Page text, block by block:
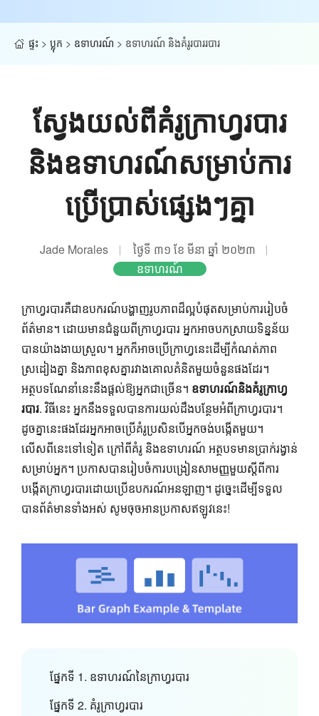
ផ្ទះ > ប្លុក > ឧទាហរណ៍ > ឧទាហរណ៍ និងគំរូរបាររបារ
ស្វែងយល់ពីគំរូក្រាហ្វរបារ
និងឧទាហរណ៍សម្រាប់ការ
ប្រើប្រាស់ផ្សេងៗគ្នា
Jade Morales
ថ្ងៃទី ៣១ ខែ មីនា ឆ្នាំ ២០២៣
ឧទាហរណ៍
ក្រាហ្វរបារគឺជាឧបករណ៍បង្ហាញរូបភាពដ៏ល្អបំផុតសម្រាប់ការរៀបចំ
ព័ត៌មាន។ ដោយមានជំនួយពីក្រាហ្វរបារ អ្នកអាចបកស្រាយទិន្នន័យ
បានយ៉ាងងាយស្រួល។ អ្នកក៏អាចប្រើក្រាហ្វនេះដើម្បីកំណត់ភាព
ស្រដៀងគ្នា និងភាពខុសគ្នារវាងគោលគំនិតមួយចំនួនផងដែរ។
អត្ថបទណែនាំនេះនឹងផ្តល់ឱ្យអ្នកជាច្រើន។ ឧទាហរណ៍និងគំរូក្រាហ្វ
របារ. វិធីនេះ អ្នកនឹងទទួលបានការយល់ដឹងបន្ថែមអំពីក្រាហ្វរបារ។
ដូចគ្នានេះផងដែរអ្នកអាចប្រើគំរូប្រសិនបើអ្នកចង់បង្កើតមួយ។
លើសពីនេះទៅទៀត ក្រៅពីគំរូ និងឧទាហរណ៍ អត្ថបទមានប្រាក់រង្វាន់
សម្រាប់អ្នក។ ប្រកាសបានរៀបចំការបង្រៀនសាមញ្ញមួយស្តីពីការ
បង្កើតក្រាហ្វរបារដោយប្រើឧបករណ៍អនឡាញ។ ដូច្នេះ​ដើម្បី​ទទួល​
បាន​ព័ត៌មាន​ទាំង​អស់ សូម​ចុច​អាន​ប្រកាស​ឥឡូវ​នេះ!
ផ្នែកទី 1. ឧទាហរណ៍នៃក្រាហ្វរបារ
ផ្នែកទី 2. គំរូក្រាហ្វរបារ